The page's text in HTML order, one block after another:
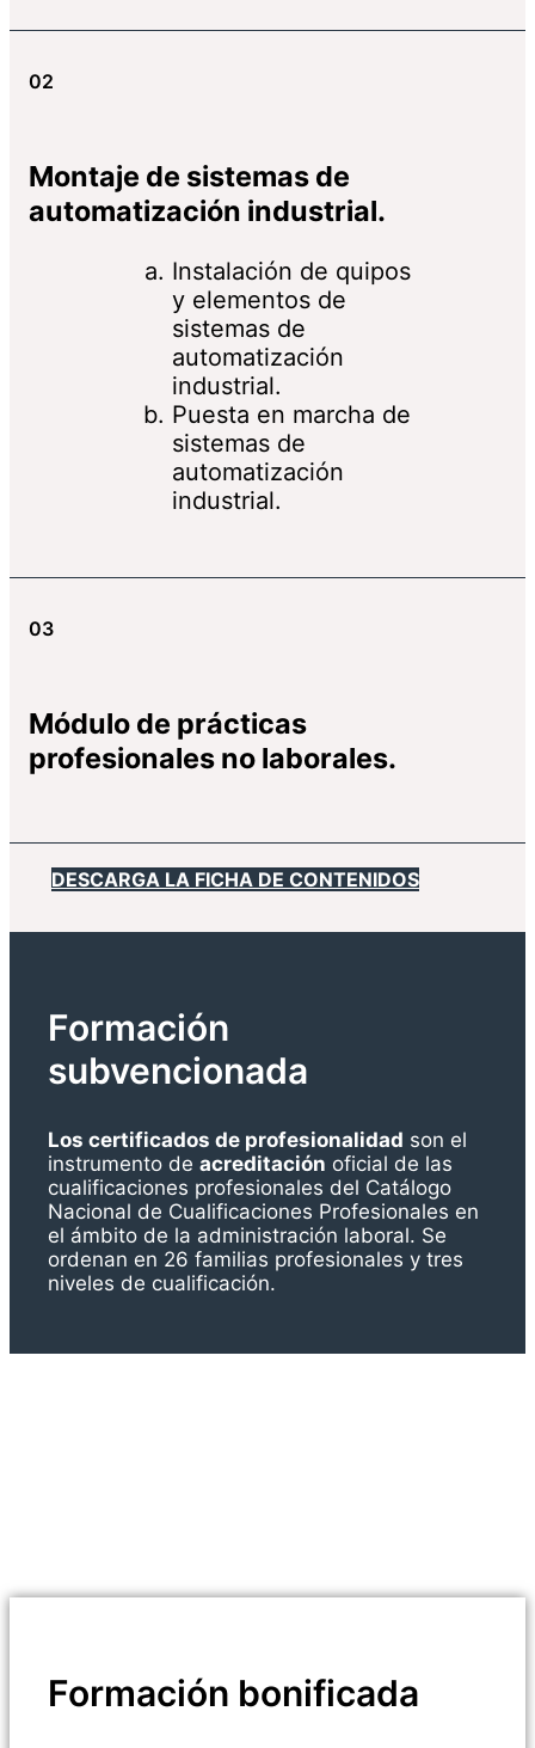
02
Montaje de sistemas de
automatización industrial.
Instalación de quipos
y elementos de
sistemas de
automatización
industrial.
Puesta en marcha de
sistemas de
automatización
industrial.
03
Módulo de prácticas
profesionales no laborales.
DESCARGA LA FICHA DE CONTENIDOS
Formación
subvencionada
Los certificados de profesionalidad son el
instrumento de acreditación oficial de las
cualificaciones profesionales del Catálogo
Nacional de Cualificaciones Profesionales en
el ámbito de la administración laboral. Se
ordenan en 26 familias profesionales y tres
niveles de cualificación.
Formación bonificada